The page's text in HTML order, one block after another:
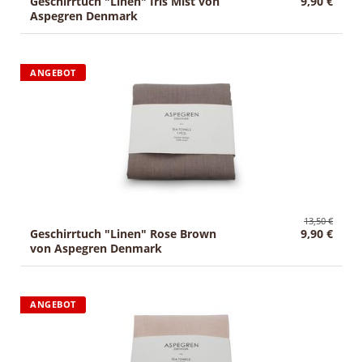
Aspegren Denmark
ANGEBOT
13,50 €
Geschirrtuch "Linen" Rose Brown
von Aspegren Denmark
9,90 €
ANGEBOT